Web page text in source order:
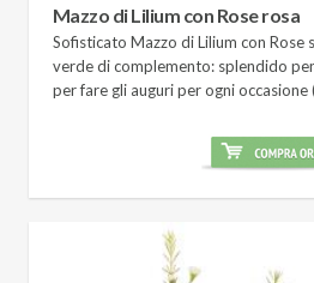
Mazzo di Lilium con Rose rosa
Sofisticato Mazzo di Lilium con Rose
verde di complemento: splendido
per fare gli auguri per ogni occasione